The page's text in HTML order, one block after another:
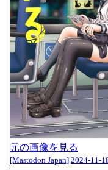
元の画像を見る
[Mastodon Japan] 2024-11-